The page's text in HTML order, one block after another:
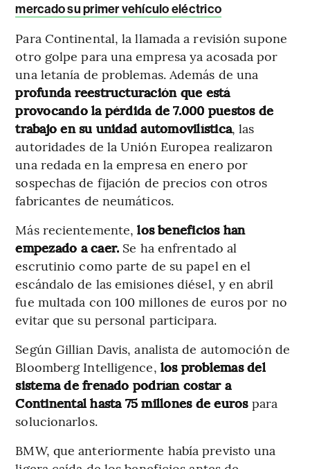
mercado su primer vehículo eléctrico
Para Continental, la llamada a revisión supone
otro golpe para una empresa ya acosada por
una letanía de problemas. Además de una
profunda reestructuración que está
provocando la pérdida de 7.000 puestos de
trabajo en su unidad automovilística, las
autoridades de la Unión Europea realizaron
una redada en la empresa en enero por
sospechas de fijación de precios con otros
fabricantes de neumáticos.
Más recientemente,los beneficios han
empezado a caer. Se ha enfrentado al
escrutinio como parte de su papel en el
escándalo de las emisiones diésel, y en abril
fue multada con 100 millones de euros por no
evitar que su personal participara.
Según Gillian Davis, analista de automoción de
Bloomberg Intelligence, los problemas del
sistema de frenado podrían costar a
Continental hasta 75 millones de euros para
solucionarlos.
BMW, que anteriormente había previsto una